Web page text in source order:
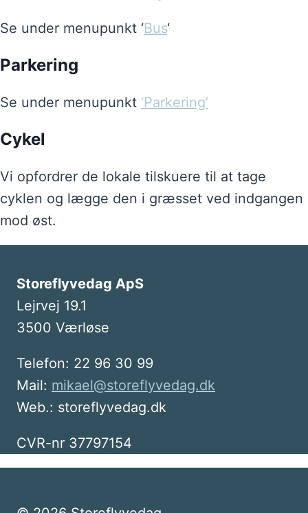
Se under menupunkt ‘Bus‘
Parkering
Se under menupunkt ‘Parkering’
Cykel
Vi opfordrer de lokale tilskuere til at tage
cyklen og lægge den i græsset ved indgangen
mod øst.
Storeflyvedag ApS
Lejrvej 19.1
3500 Værløse
Telefon: 22 96 30 99
Mail: mikael@storeflyvedag.dk
Web.: storeflyvedag.dk
CVR-nr 37797154